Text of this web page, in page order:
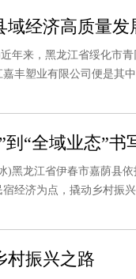
域经济高质量发
来，黑龙江省绥化市青
丰塑业有限公司便是其
“全域业态”书
龙江省伊春市嘉荫县依
经济为点，撬动乡村振
村振兴之路